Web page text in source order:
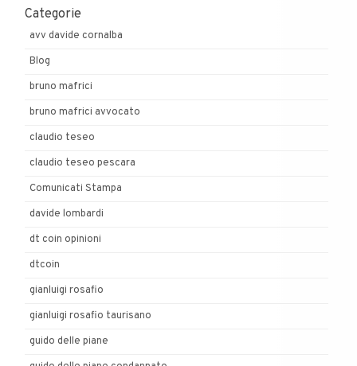
Categorie
avv davide cornalba
Blog
bruno mafrici
bruno mafrici avvocato
claudio teseo
claudio teseo pescara
Comunicati Stampa
davide lombardi
dt coin opinioni
dtcoin
gianluigi rosafio
gianluigi rosafio taurisano
guido delle piane